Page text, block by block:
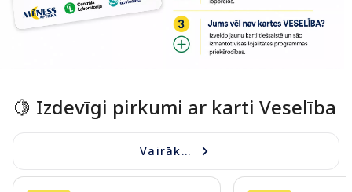
🍋 Izdevīgi pirkumi ar karti Veselība
Vairāk...